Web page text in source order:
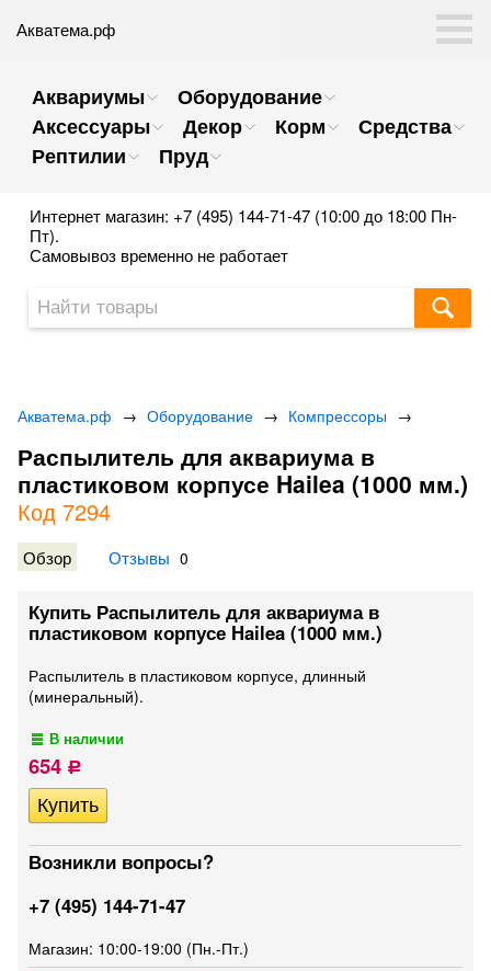
Акватема.рф
Аквариумы
Оборудование
Аксессуары
Декор Корм
Средства
Рептилии
Пруд
Интернет магазин: +7 (495) 144-71-47 (10:00 до 18:00 Пн-
Пт).
Самовывоз временно не работает
Акватема.рф → Оборудование → Компрессоры →
Распылитель для аквариума в
пластиковом корпусе Hailea (1000 мм.)
Код 7294
Обзор Отзывы 0
Купить Распылитель для аквариума в
пластиковом корпусе Hailea (1000 мм.)
Распылитель в пластиковом корпусе, длинный
(минеральный).
В наличии
654 Р
Возникли вопросы?
+7 (495) 144-71-47
Магазин: 10:00-19:00 (Пн.-Пт.)